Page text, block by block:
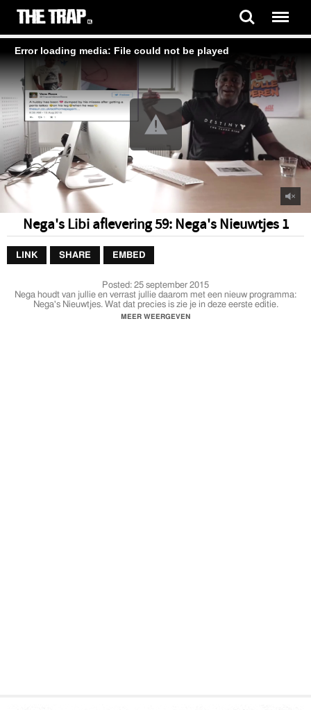
Error loading media: File could not be played
Nega's Libi aflevering 59: Nega's Nieuwtjes 1
LINK SHARE EMBED
Posted: 25 september 2015
Nega houdt van jullie en verrast jullie daarom met een nieuw programma:
Nega's Nieuwtjes. Wat dat precies is zie je in deze eerste editie.
MEER WEERGEVEN